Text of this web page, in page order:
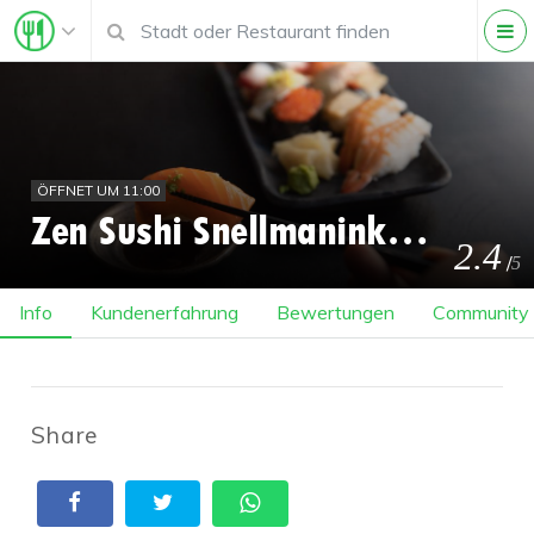
ÖFFNET UM 11:00
Zen Sushi Snellmaninkatu 2.4 /5
Info Kundenerfahrung Bewertungen Community
Share